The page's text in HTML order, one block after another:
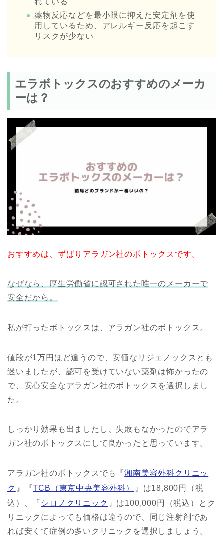
れている
薬物反応などを最小限に抑えた安定剤を使
用しているため、アレルギー反応を起こす
リスクが少ない
エラボトックスのおすすめのメーカ
ーは？
おすすめは、ずばりアラガン社のボトックスです。
なぜなら、厚生労働省に認可された唯一のメーカーで
安全だから。
私が打ったボトックスは、アラガン社のボトックス。
値段が1万円ほど違うので、安価なリジェノックスとも
迷いましたが、認可を受けていない薬剤は怖かったの
で、安心安全なアラガン社のボトックスを選択しまし
た。
しっかり効果も出ましたし、失敗もなかったのでアラ
ガン社のボトックスにして良かったと思っています。
アラガン社のボトックスでも『湘南美容外科クリニッ
ク 』『TCB（東京中央美容外科）
』は18,800円（税
込）、『 シロノクリニック 』は100,000円（税込）とク
リニックによっても価格は違うので、同じ注射剤であ
れば安くて症例の多いクリニックを選択しましょう。